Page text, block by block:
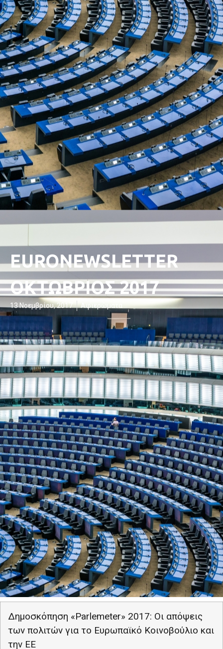
EURONEWSLETTER
ΟΚΤΩΒΡΙΟΣ 2017
13 Νοεμβρίου, 2017 Αφιερώματα
Δημοσκόπηση «Parlemeter» 2017: Οι απόψεις
των πολιτών για το Ευρωπαϊκό Κοινοβούλιο και
την ΕΕ